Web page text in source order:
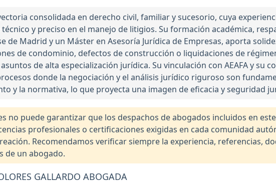
consolidada en derecho civil, familiar y sucesorio, cuya
y preciso en el manejo de litigios. Su formación académica,
de Madrid y un Máster en Asesoría Jurídica de Empresas, aporta
de condominio, defectos de construcción o liquidaciones de
de alta especialización jurídica. Su vinculación con AEAFA y su
donde la negociación y el análisis jurídico riguroso son
y la normativa, lo que proyecta una imagen de eficacia y seguridad
no puede garantizar que los despachos de abogados incluidos en
profesionales o certificaciones exigidas en cada comunidad
Recomendamos verificar siempre la experiencia, referencias,
de un abogado.
GALLARDO ABOGADA